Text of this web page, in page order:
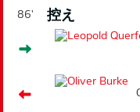
86' 控え